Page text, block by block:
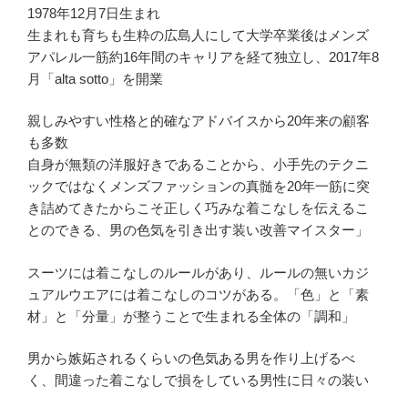
1978年12月7日生まれ
生まれも育ちも生粋の広島人にして大学卒業後はメンズ
アパレル一筋約16年間のキャリアを経て独立し、2017年8
月「alta sotto」を開業
親しみやすい性格と的確なアドバイスから20年来の顧客
も多数
自身が無類の洋服好きであることから、小手先のテクニ
ックではなくメンズファッションの真髄を20年一筋に突
き詰めてきたからこそ正しく巧みな着こなしを伝えるこ
とのできる、男の色気を引き出す装い改善マイスター」
スーツには着こなしのルールがあり、ルールの無いカジ
ュアルウエアには着こなしのコツがある。「色」と「素
材」と「分量」が整うことで生まれる全体の「調和」
男から嫉妬されるくらいの色気ある男を作り上げるべ
く、間違った着こなしで損をしている男性に日々の装い